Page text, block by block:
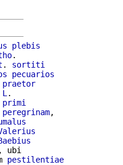
plebis
.
. sortiti
pecuarios
praetor
L .
primi
peregrinam,
ubi
pestilentiae